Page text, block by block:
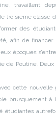
travaillent
troisième classe
des
afin de
époques
de Poutine.
cette nouvelle
brusquement à
étudiantes